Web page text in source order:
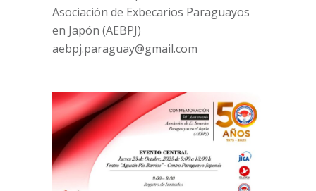
Asociación de Exbecarios Paraguayos
en Japón (AEBPJ)
aebpj.paraguay@gmail.com